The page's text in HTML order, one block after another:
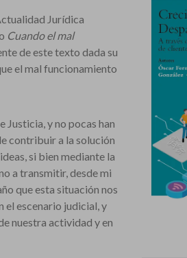
Jurídica
Cuando el mal
de este texto dada su
el mal funcionamiento
y no pocas han
contribuir a la solución
si bien mediante la
a transmitir, desde mi
que esta situación nos
el escenario judicial, y
nuestra actividad y en